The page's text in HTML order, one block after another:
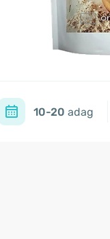
10-20 adag